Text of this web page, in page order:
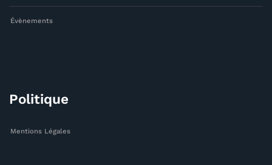
Évènements
Politique
Mentions Légales